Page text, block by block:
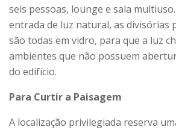
seis pessoas, lounge e sala
entrada de luz natural, as divisórias
são todas em vidro, para que a luz
ambientes que não possuem
do edifício.
Para Curtir a Paisagem
A localização privilegiada reserva